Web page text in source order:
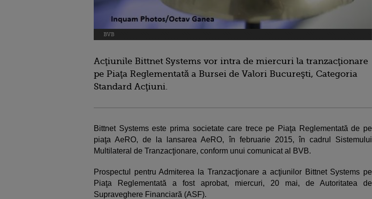
BVB
Acţiunile Bittnet Systems vor intra de miercuri la tranzacţionare
pe Piaţa Reglementată a Bursei de Valori Bucureşti, Categoria
Standard Acţiuni.
Bittnet Systems este prima societate care trece pe Piaţa Reglementată de pe
piaţa AeRO, de la lansarea AeRO, în februarie 2015, în cadrul Sistemului
Multilateral de Tranzacţionare, conform unui comunicat al BVB.
Prospectul pentru Admiterea la Tranzacţionare a acţiunilor Bittnet Systems pe
Piaţa Reglementată a fost aprobat, miercuri, 20 mai, de Autoritatea de
Supraveghere Financiară (ASF).